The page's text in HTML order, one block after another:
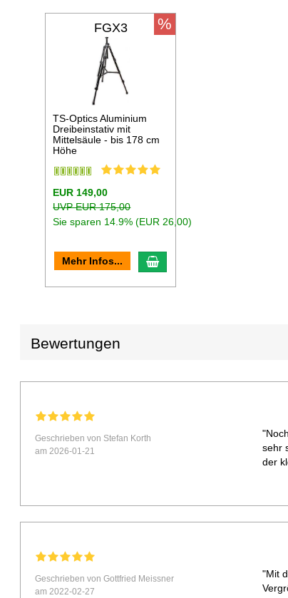
FGX3
TS-Optics Aluminium
Dreibeinstativ mit
Mittelsäule - bis 178 cm
Höhe
EUR 149,00
UVP EUR 175,00
Sie sparen 14.9% (EUR 26,00)
Mehr Infos... In den Warenkorb
%
Bewertungen
Geschrieben von Stefan Korth
am 2026-01-21
sehr
der
Geschrieben von Gottfried Meissner
am 2022-02-27
"Mit